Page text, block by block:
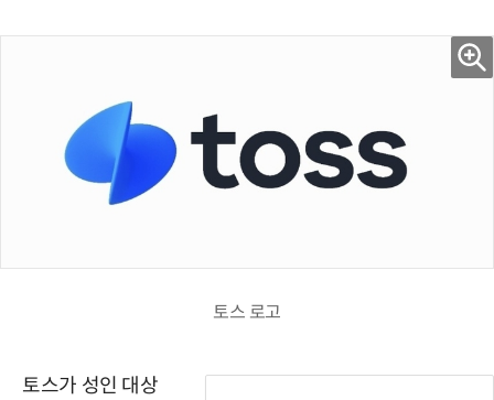
토스 로고
토스가 성인 대상